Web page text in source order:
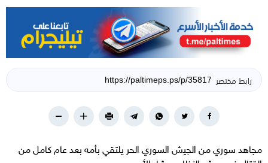
رابط مختصر
مجاهد سوري من الجيش السوري الحر يلتقي بأمه بعد عام كامل من